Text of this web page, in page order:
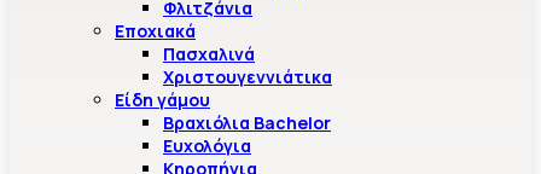
Φλιτζάνια
Εποχιακά
Πασχαλινά
Χριστουγεννιάτικα
Είδη γάμου
Βραχιόλια Bachelor
Ευχολόγια
Κηροπήγια